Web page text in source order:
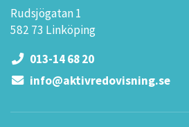
Rudsjögatan 1
582 73 Linköping
013-14 68 20
info@aktivredovisning.se